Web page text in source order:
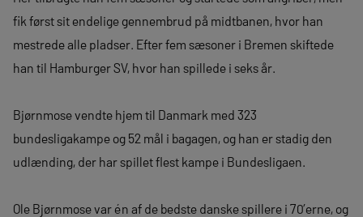
fik først sit endelige gennembrud på midtbanen, hvor han
mestrede alle pladser. Efter fem sæsoner i Bremen skiftede
han til Hamburger SV, hvor han spillede i seks år.
Bjørnmose vendte hjem til Danmark med 323
bundesligakampe og 52 mål i bagagen, og han er stadig den
udlænding, der har spillet flest kampe i Bundesligaen.
Ole Bjørnmose var én af de bedste danske spillere i 70’erne, og